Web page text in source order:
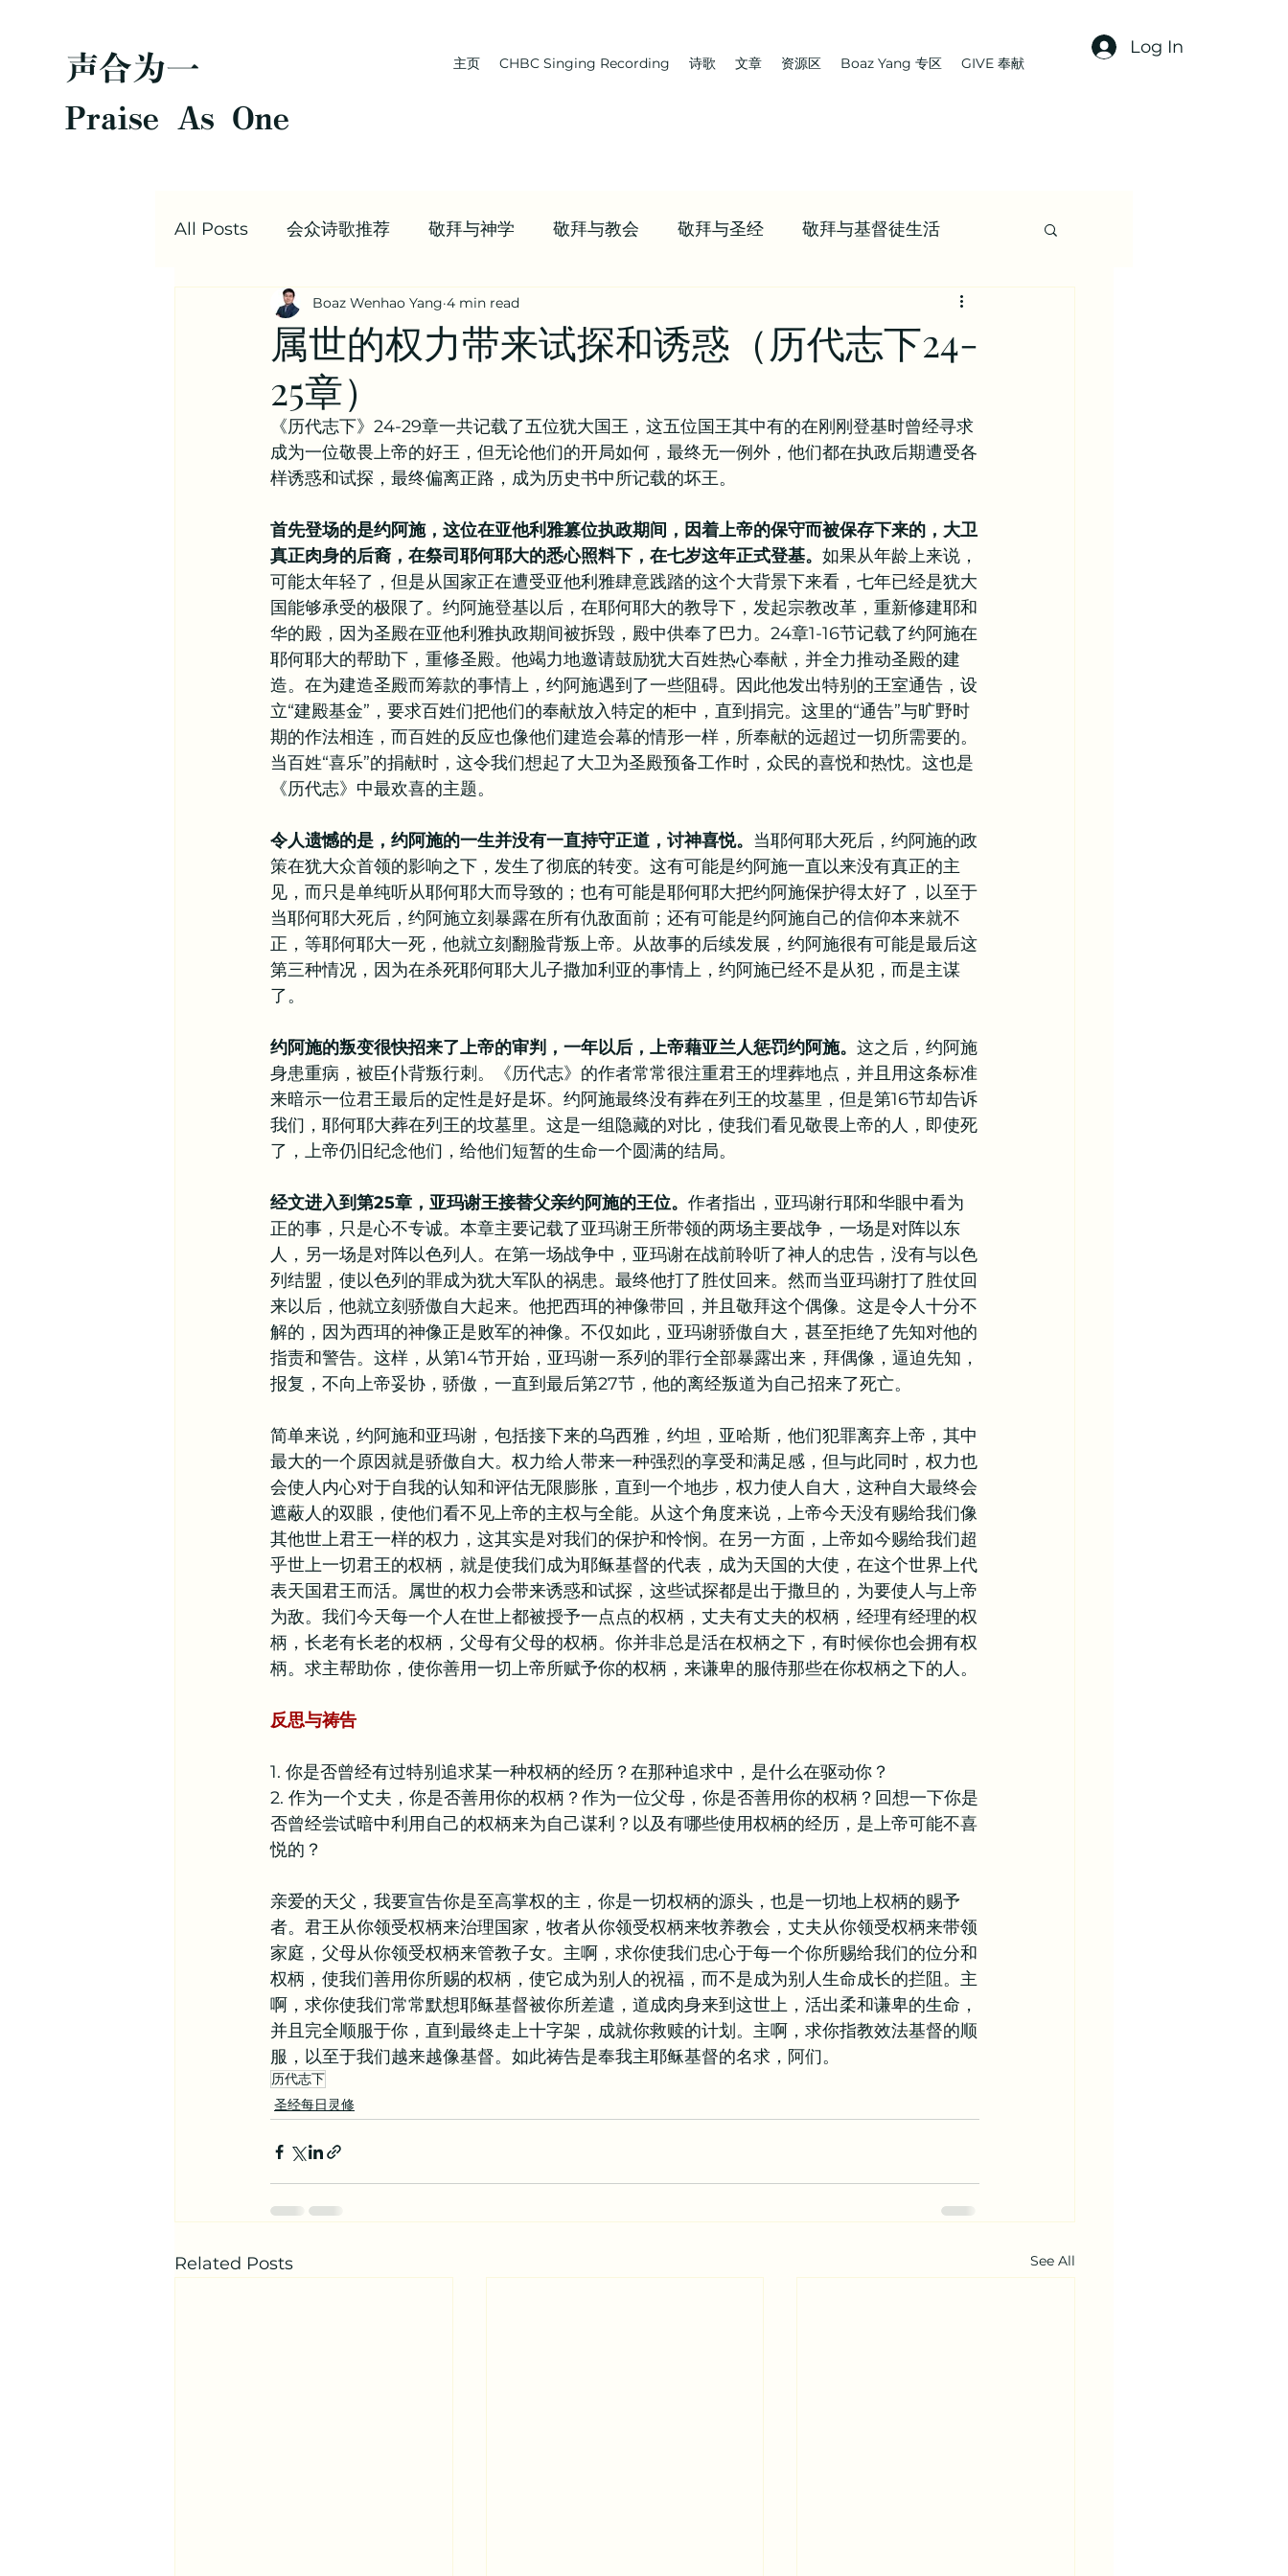
声合为一
Praise As One
主页 CHBC Singing Recording 诗歌 文章 资源区 Boaz Yang 专区 GIVE 奉献
Log In
All Posts 会众诗歌推荐 敬拜与神学 敬拜与教会 敬拜与圣经 敬拜与基督徒生活
圣经每日灵修 Boaz | 教会 | 学习牧养
值得阅读的文章合集 | 信仰资源
其他信仰资源 异象谷 教牧问答 书籍推荐
属世的权力带来试探和诱惑（历代志下24-
25章）
Boaz Wenhao Yang 4 min read
《历代志下》24-29章一共记载了五位犹大国王，这五位国王其中有的在刚刚登基时曾经寻求
成为一位敬畏上帝的好王，但无论他们的开局如何，最终无一例外，他们都在执政后期遭受各
样诱惑和试探，最终偏离正路，成为历史书中所记载的坏王。
首先登场的是约阿施，这位在亚他利雅篡位执政期间，因着上帝的保守而被保存下来的，大卫
真正肉身的后裔，在祭司耶何耶大的悉心照料下，在七岁这年正式登基。 如果从年龄上来说，
可能太年轻了，但是从国家正在遭受亚他利雅肆意践踏的这个大背景下来看，七年已经是犹大
国能够承受的极限了。约阿施登基以后，在耶何耶大的教导下，发起宗教改革，重新修建耶和
华的殿，因为圣殿在亚他利雅执政期间被拆毁，殿中供奉了巴力。24章1-16节记载了约阿施在
耶何耶大的帮助下，重修圣殿。他竭力地邀请鼓励犹大百姓热心奉献，并全力推动圣殿的建
造。在为建造圣殿而筹款的事情上，约阿施遇到了一些阻碍。因此他发出特别的王室通告，设
立“建殿基金”，要求百姓们把他们的奉献放入特定的柜中，直到捐完。这里的“通告”与旷野时
期的作法相连，而百姓的反应也像他们建造会幕的情形一样，所奉献的远超过一切所需要的。
当百姓“喜乐”的捐献时，这令我们想起了大卫为圣殿预备工作时，众民的喜悦和热忱。这也是
《历代志》中最欢喜的主题。
令人遗憾的是，约阿施的一生并没有一直持守正道，讨神喜悦。 当耶何耶大死后，约阿施的政
策在犹大众首领的影响之下，发生了彻底的转变。这有可能是约阿施一直以来没有真正的主
见，而只是单纯听从耶何耶大而导致的；也有可能是耶何耶大把约阿施保护得太好了，以至于
当耶何耶大死后，约阿施立刻暴露在所有仇敌面前；还有可能是约阿施自己的信仰本来就不
正，等耶何耶大一死，他就立刻翻脸背叛上帝。从故事的后续发展，约阿施很有可能是最后这
第三种情况，因为在杀死耶何耶大儿子撒加利亚的事情上，约阿施已经不是从犯，而是主谋
了。
约阿施的叛变很快招来了上帝的审判，一年以后，上帝藉亚兰人惩罚约阿施。 这之后，约阿施
身患重病，被臣仆背叛行刺。《历代志》的作者常常很注重君王的埋葬地点，并且用这条标准
来暗示一位君王最后的定性是好是坏。约阿施最终没有葬在列王的坟墓里，但是第16节却告诉
我们，耶何耶大葬在列王的坟墓里。这是一组隐藏的对比，使我们看见敬畏上帝的人，即使死
了，上帝仍旧纪念他们，给他们短暂的生命一个圆满的结局。
经文进入到第25章，亚玛谢王接替父亲约阿施的王位。 作者指出，亚玛谢行耶和华眼中看为
正的事，只是心不专诚。本章主要记载了亚玛谢王所带领的两场主要战争，一场是对阵以东
人，另一场是对阵以色列人。在第一场战争中，亚玛谢在战前聆听了神人的忠告，没有与以色
列结盟，使以色列的罪成为犹大军队的祸患。最终他打了胜仗回来。然而当亚玛谢打了胜仗回
来以后，他就立刻骄傲自大起来。他把西珥的神像带回，并且敬拜这个偶像。这是令人十分不
解的，因为西珥的神像正是败军的神像。不仅如此，亚玛谢骄傲自大，甚至拒绝了先知对他的
指责和警告。这样，从第14节开始，亚玛谢一系列的罪行全部暴露出来，拜偶像，逼迫先知，
报复，不向上帝妥协，骄傲，一直到最后第27节，他的离经叛道为自己招来了死亡。
简单来说，约阿施和亚玛谢，包括接下来的乌西雅，约坦，亚哈斯，他们犯罪离弃上帝，其中
最大的一个原因就是骄傲自大。权力给人带来一种强烈的享受和满足感，但与此同时，权力也
会使人内心对于自我的认知和评估无限膨胀，直到一个地步，权力使人自大，这种自大最终会
遮蔽人的双眼，使他们看不见上帝的主权与全能。从这个角度来说，上帝今天没有赐给我们像
其他世上君王一样的权力，这其实是对我们的保护和怜悯。在另一方面，上帝如今赐给我们超
乎世上一切君王的权柄，就是使我们成为耶稣基督的代表，成为天国的大使，在这个世界上代
表天国君王而活。属世的权力会带来诱惑和试探，这些试探都是出于撒旦的，为要使人与上帝
为敌。我们今天每一个人在世上都被授予一点点的权柄，丈夫有丈夫的权柄，经理有经理的权
柄，长老有长老的权柄，父母有父母的权柄。你并非总是活在权柄之下，有时候你也会拥有权
柄。求主帮助你，使你善用一切上帝所赋予你的权柄，来谦卑的服侍那些在你权柄之下的人。
反思与祷告
1. 你是否曾经有过特别追求某一种权柄的经历？在那种追求中，是什么在驱动你？
2. 作为一个丈夫，你是否善用你的权柄？作为一位父母，你是否善用你的权柄？回想一下你是
否曾经尝试暗中利用自己的权柄来为自己谋利？以及有哪些使用权柄的经历，是上帝可能不喜
悦的？
亲爱的天父，我要宣告你是至高掌权的主，你是一切权柄的源头，也是一切地上权柄的赐予
者。君王从你领受权柄来治理国家，牧者从你领受权柄来牧养教会，丈夫从你领受权柄来带领
家庭，父母从你领受权柄来管教子女。主啊，求你使我们忠心于每一个你所赐给我们的位分和
权柄，使我们善用你所赐的权柄，使它成为别人的祝福，而不是成为别人生命成长的拦阻。主
啊，求你使我们常常默想耶稣基督被你所差遣，道成肉身来到这世上，活出柔和谦卑的生命，
并且完全顺服于你，直到最终走上十字架，成就你救赎的计划。主啊，求你指教效法基督的顺
服，以至于我们越来越像基督。如此祷告是奉我主耶稣基督的名求，阿们。
历代志下
圣经每日灵修
Related Posts See All